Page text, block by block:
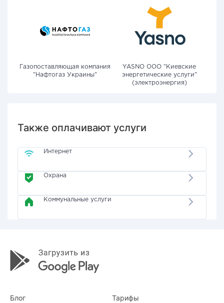
Газопоставляющая компания
"Нафтогаз Украины"
YASNO OOO "Киевские
энергетические услуги"
(электроэнергия)
Также оплачивают услуги
Интернет
Охрана
Коммунальные услуги
Блог Тарифы